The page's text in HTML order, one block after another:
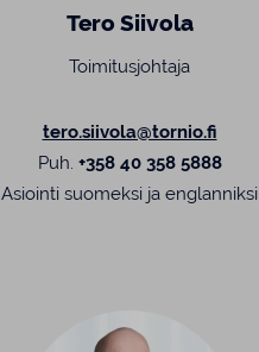
Tero Siivola
Toimitusjohtaja
tero.siivola@tornio.fi
Puh. +358 40 358 5888
Asiointi suomeksi ja englanniksi